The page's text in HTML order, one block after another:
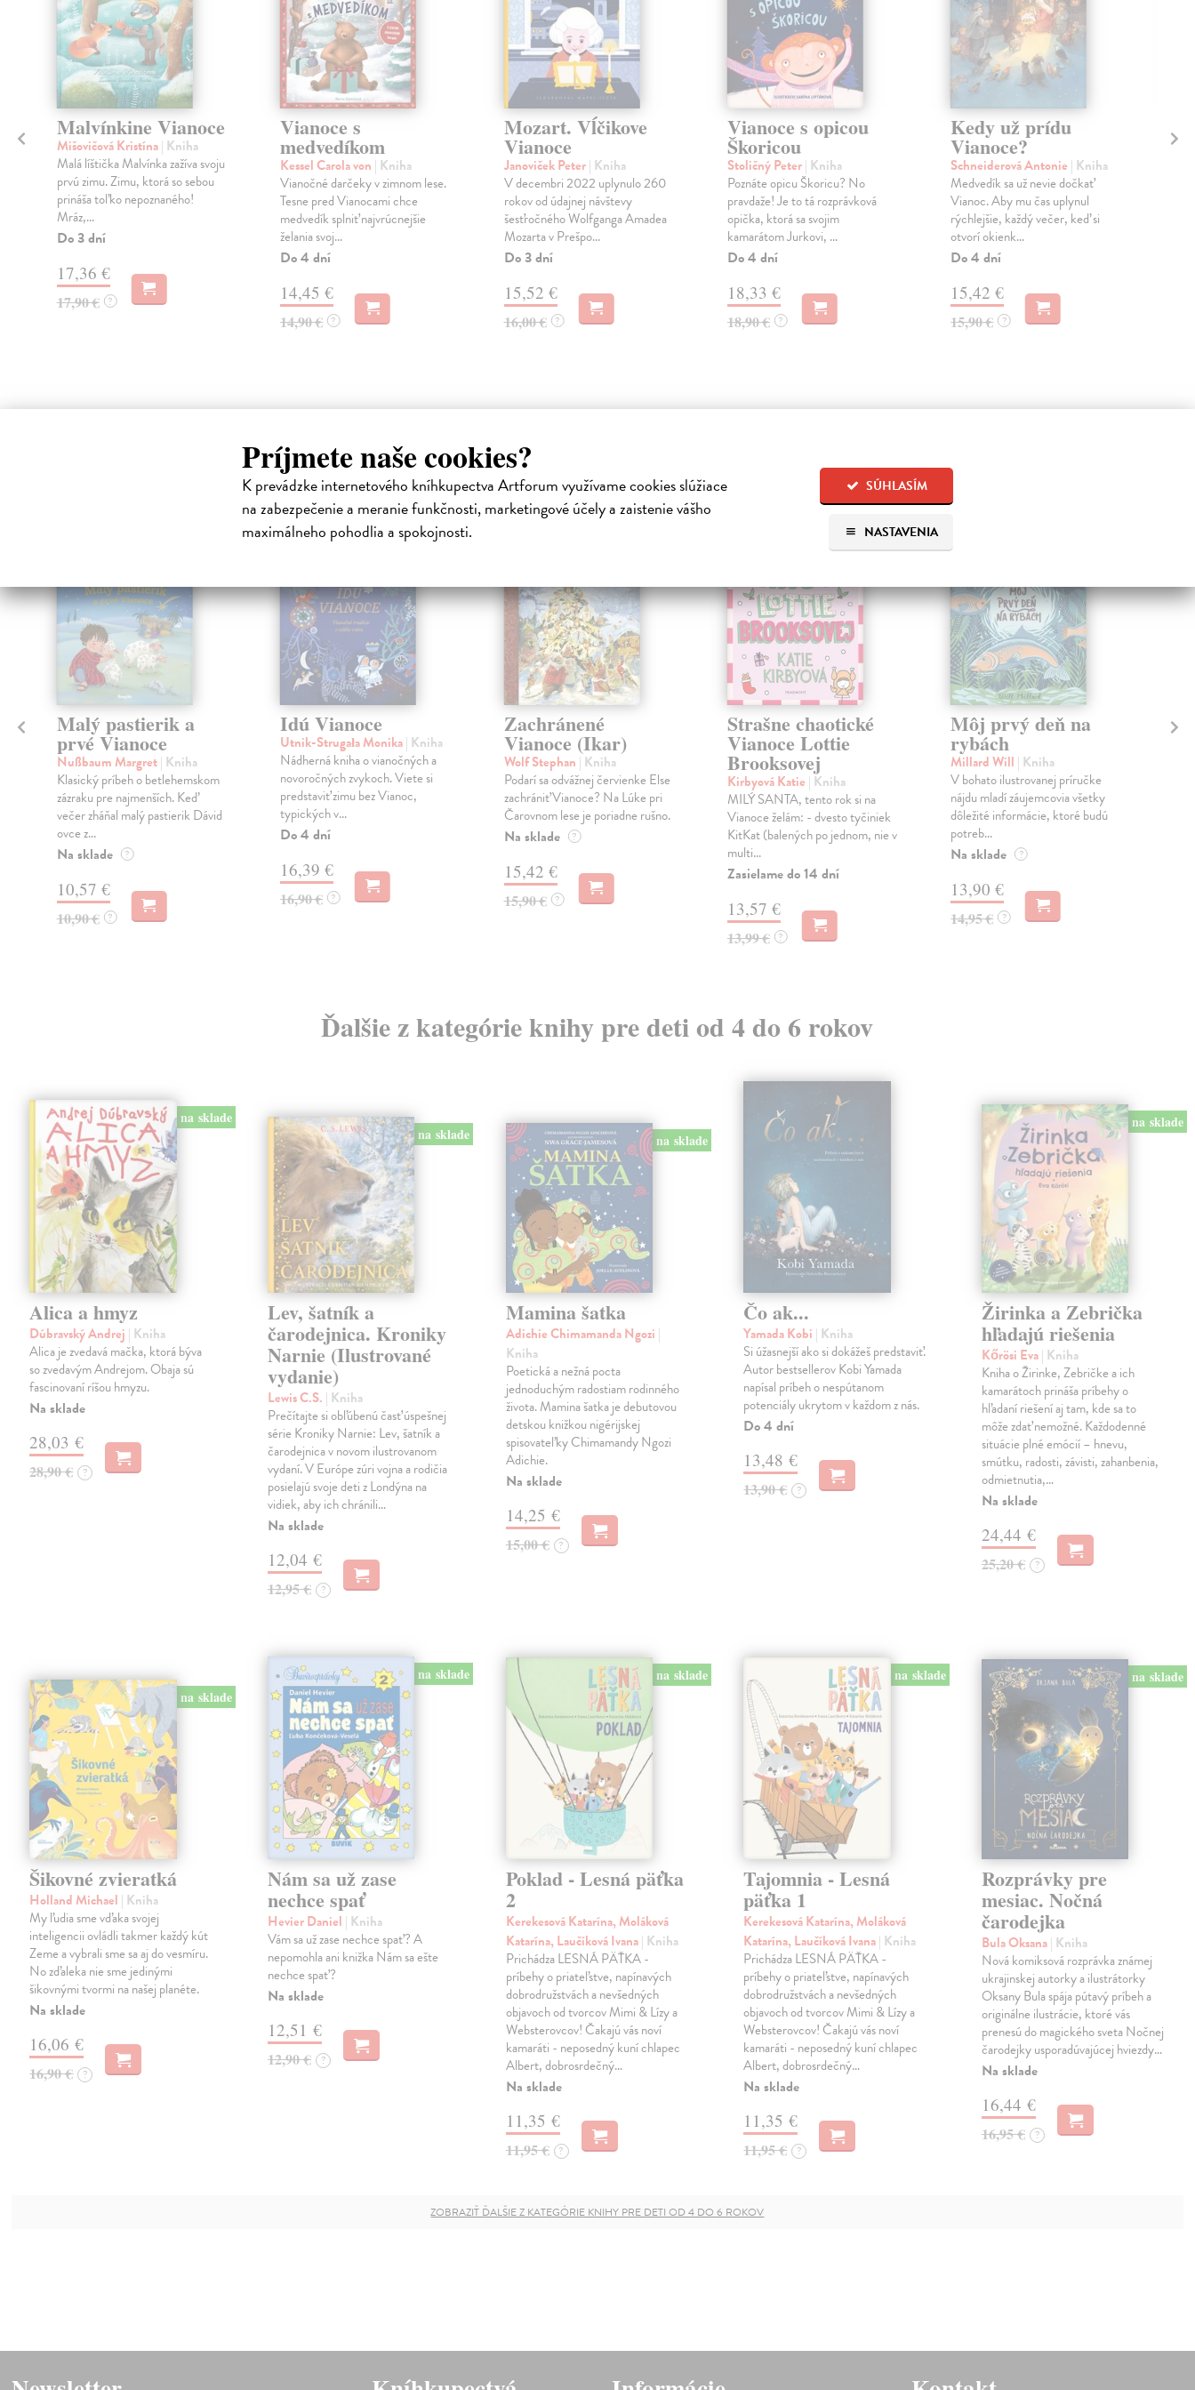
Príjmete naše cookies?
K prevádzke internetového kníhkupectva Artforum využívame cookies slúžiace
na zabezpečenie a meranie funkčnosti, marketingové účely a zaistenie vášho
maximálneho pohodlia a spokojnosti.
SÚHLASÍM
NASTAVENIA
Malvínkine Vianoce
Mišovičová Kristína| Kniha
Malá líštička Malvínka zažíva svoju
prvú zimu. Zimu, ktorá so sebou
prináša toľko nepoznaného!
Mráz,...
Do 3 dní
17,36 €
17,90 € ?
Vianoce s
medvedíkom
Kessel Carola von | Kniha
Vianočné darčeky v zimnom lese.
Tesne pred Vianocami chce
medvedík splniť najvrúcnejšie
želania svoj...
Do 4 dní
14,45 €
14,90 € ?
Mozart. Vĺčikove
Vianoce
Janoviček Peter| Kniha
V decembri 2022 uplynulo 260
rokov od údajnej návštevy
šesťročného Wolfganga Amadea
Mozarta v Prešpo...
Do 3 dní
15,52 €
16,00 € ?
Vianoce s opicou
Škoricou
Stoličný Peter| Kniha
Poznáte opicu Škoricu? No
pravdaže! Je to tá rozprávková
opička, ktorá sa svojim
kamarátom Jurkovi, ...
Do 4 dní
18,33 €
18,90 € ?
Kedy už prídu
Vianoce?
Schneiderová Antonie | Kniha
Medvedík sa už nevie dočkať
Vianoc. Aby mu čas uplynul
rýchlejšie, každý večer, keď si
otvorí okienk...
Do 4 dní
15,42 €
15,90 € ?
Čitatelia s podobným vkusom si kúpili aj:
Malý pastierik a
prvé Vianoce
Nußbaum Margret| Kniha
Klasický príbeh o betlehemskom
zázraku pre najmenších. Keď
večer zháňal malý pastierik Dávid
ovce z...
Na sklade ?
10,57 €
10,90 € ?
Idú Vianoce
Utnik-Strugała Monika| Kniha
Nádherná kniha o vianočných a
novoročných zvykoch. Viete si
predstaviť zimu bez Vianoc,
typických v...
Do 4 dní
16,39 €
16,90 € ?
Zachránené
Vianoce (Ikar)
Wolf Stephan | Kniha
Podarí sa odvážnej červienke Else
zachrániť Vianoce? Na Lúke pri
Čarovnom lese je poriadne rušno.
Na sklade ?
15,42 €
15,90 € ?
Strašne chaotické
Vianoce Lottie
Brooksovej
Kirbyová Katie | Kniha
MILÝ SANTA, tento rok si na
Vianoce želám: - dvesto tyčiniek
KitKat (balených po jednom, nie v
multi...
Zasielame do 14 dní
13,57 €
13,99 € ?
Môj prvý deň na
rybách
Millard Will | Kniha
V bohato ilustrovanej príručke
nájdu mladí záujemcovia všetky
dôležité informácie, ktoré budú
potreb...
Na sklade ?
13,90 €
14,95 € ?
Ďalšie z kategórie knihy pre deti od 4 do 6 rokov
na sklade
Alica a hmyz
Dúbravský Andrej | Kniha
Alica je zvedavá mačka, ktorá býva
so zvedavým Andrejom. Obaja sú
fascinovaní ríšou hmyzu.
Na sklade
28,03 €
28,90 € ?
na sklade
Lev, šatník a
čarodejnica. Kroniky
Narnie (Ilustrované
vydanie)
Lewis C.S. | Kniha
Prečítajte si obľúbenú časť úspešnej
série Kroniky Narnie: Lev, šatník a
čarodejnica v novom ilustrovanom
vydaní. V Európe zúri vojna a rodičia
posielajú svoje deti z Londýna na
vidiek, aby ich chránili…
Na sklade
12,04 €
12,95 € ?
na sklade
Mamina šatka
Adichie Chimamanda Ngozi |
Kniha
Poetická a nežná pocta
jednoduchým radostiam rodinného
života. Mamina šatka je debutovou
detskou knižkou nigérijskej
spisovateľky Chimamandy Ngozi
Adichie.
Na sklade
14,25 €
15,00 € ?
Čo ak...
Yamada Kobi | Kniha
Si úžasnejší ako si dokážeš predstaviť.
Autor bestsellerov Kobi Yamada
napísal príbeh o nespútanom
potenciály ukrytom v každom z nás.
Do 4 dní
13,48 €
13,90 € ?
na sklade
Žirinka a Zebrička
hľadajú riešenia
Kőrösi Eva| Kniha
Kniha o Žirinke, Zebričke a ich
kamarátoch prináša príbehy o
hľadaní riešení aj tam, kde sa to
môže zdať nemožné. Každodenné
situácie plné emócií – hnevu,
smútku, radosti, závisti, zahanbenia,
odmietnutia,…
Na sklade
24,44 €
25,20 € ?
na sklade
Šikovné zvieratká
Holland Michael | Kniha
My ľudia sme vďaka svojej
inteligencii ovládli takmer každý kút
Zeme a vybrali sme sa aj do vesmíru.
No zďaleka nie sme jedinými
šikovnými tvormi na našej planéte.
Na sklade
16,06 €
16,90 € ?
na sklade
Nám sa už zase
nechce spať
Hevier Daniel | Kniha
Vám sa už zase nechce spať? A
nepomohla ani knižka Nám sa ešte
nechce spať?
Na sklade
12,51 €
12,90 € ?
na sklade
Poklad - Lesná päťka
2
Kerekesová Katarína, Moláková
Katarína, Laučíková Ivana| Kniha
Prichádza LESNÁ PÄŤKA -
príbehy o priateľstve, napínavých
dobrodružstvách a nevšedných
objavoch od tvorcov Mimi & Lízy a
Websterovcov! Čakajú vás noví
kamaráti - neposedný kuní chlapec
Albert, dobrosrdečný…
Na sklade
11,35 €
11,95 € ?
na sklade
Tajomnia - Lesná
päťka 1
Kerekesová Katarína, Moláková
Katarína, Laučíková Ivana| Kniha
Prichádza LESNÁ PÄŤKA -
príbehy o priateľstve, napínavých
dobrodružstvách a nevšedných
objavoch od tvorcov Mimi & Lízy a
Websterovcov! Čakajú vás noví
kamaráti - neposedný kuní chlapec
Albert, dobrosrdečný…
Na sklade
11,35 €
11,95 € ?
na sklade
Rozprávky pre
mesiac. Nočná
čarodejka
Bula Oksana| Kniha
Nová komiksová rozprávka známej
ukrajinskej autorky a ilustrátorky
Oksany Bula spája pútavý príbeh a
originálne ilustrácie, ktoré vás
prenesú do magického sveta Nočnej
čarodejky usporadúvajúcej hviezdy…
Na sklade
16,44 €
16,95 € ?
ZOBRAZIŤ ĎALŠIE Z KATEGÓRIE KNIHY PRE DETI OD 4 DO 6 ROKOV